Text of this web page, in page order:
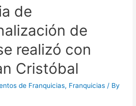
de
de
realizó con
Cristóbal
de Franquicias, Franquicias / By